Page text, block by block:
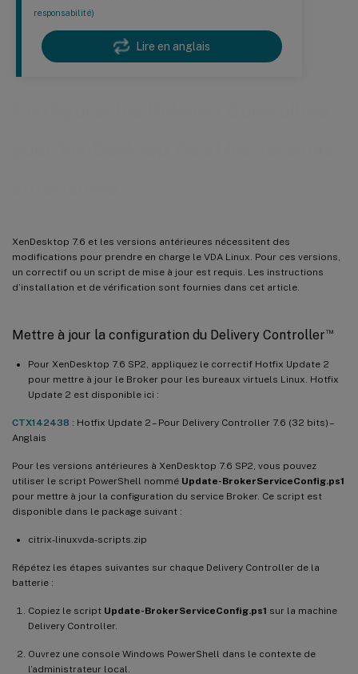
responsabilité)
Lire en anglais
XenDesktop 7.6 et les versions antérieures nécessitent des
modifications pour prendre en charge le VDA Linux. Pour ces versions,
un correctif ou un script de mise à jour est requis. Les instructions
d’installation et de vérification sont fournies dans cet article.
Mettre à jour la configuration du Delivery Controller™
Pour XenDesktop 7.6 SP2, appliquez le correctif Hotfix Update 2
pour mettre à jour le Broker pour les bureaux virtuels Linux. Hotfix
Update 2 est disponible ici :
CTX142438 : Hotfix Update 2 – Pour Delivery Controller 7.6 (32 bits) –
Anglais
Pour les versions antérieures à XenDesktop 7.6 SP2, vous pouvez
utiliser le script PowerShell nommé Update-BrokerServiceConfig.ps1
pour mettre à jour la configuration du service Broker. Ce script est
disponible dans le package suivant :
citrix-linuxvda-scripts.zip
Répétez les étapes suivantes sur chaque Delivery Controller de la
batterie :
Copiez le script Update-BrokerServiceConfig.ps1 sur la machine
Delivery Controller.
Ouvrez une console Windows PowerShell dans le contexte de
l’administrateur local.